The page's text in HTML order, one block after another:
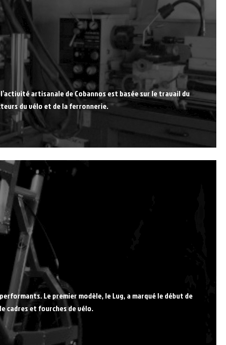
artisanale de Cobannos est basée sur le travail du
du vélo et de la ferronnerie.
Le premier modèle, le Lug, a marqué le début de
cadres et fourches de vélo.